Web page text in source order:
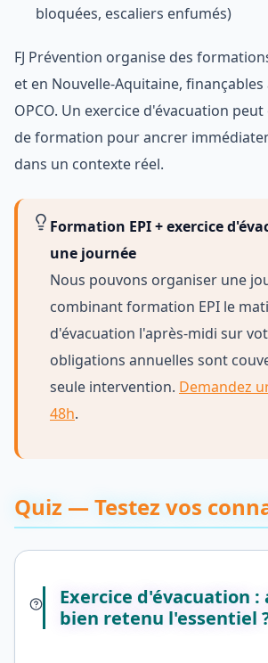
bloquées, escaliers enfumés)
FJ Prévention organise des
et en Nouvelle-Aquitaine,
OPCO. Un exercice d'évacuation
de formation pour ancrer
dans un contexte réel.
Formation EPI + exercice
une journée
Nous pouvons organiser une
combinant formation EPI le
d'évacuation l'après-midi sur
obligations annuelles sont
seule intervention. Demandez
48h.
Quiz — Testez vos
Exercice d'évacuation :
bien retenu l'essentiel